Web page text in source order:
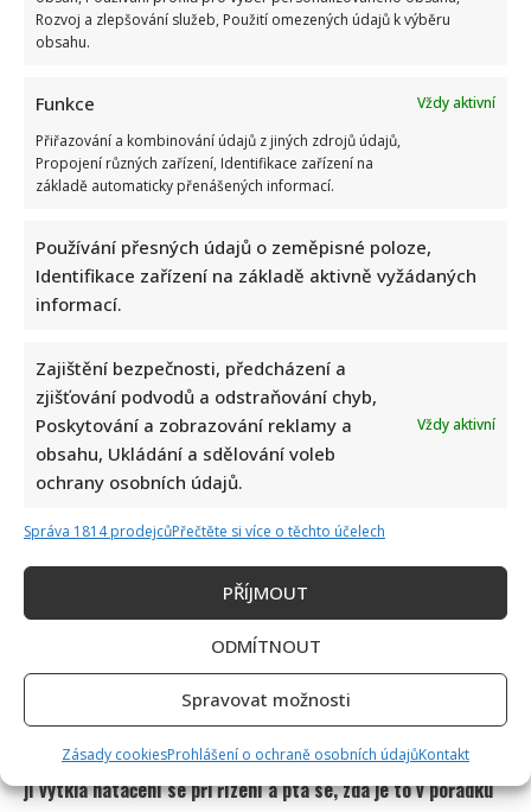
Rozvoj a zlepšování služeb, Použití omezených údajů k výběru
obsahu.
Funkce
Vždy aktivní
Přiřazování a kombinování údajů z jiných zdrojů údajů,
Propojení různých zařízení, Identifikace zařízení na
základě automaticky přenášených informací.
Používání přesných údajů o zeměpisné poloze,
Identifikace zařízení na základě aktivně vyžádaných
informací.
Zajištění bezpečnosti, předcházení a
zjišťování podvodů a odstraňování chyb,
Poskytování a zobrazování reklamy a
obsahu, Ukládání a sdělování voleb
ochrany osobních údajů.
Vždy aktivní
Správa 1814 prodejcůPřečtěte si více o těchto účelech
PŘÍJMOUT
ODMÍTNOUT
Spravovat možnosti
Zásady cookiesProhlášení o ochraně osobních údajůKontakt
Tragický konec Františka Sahuly: Kytaristu Tří sester
mladíci ubili kvůli banálnímu sporu
Stačila jedna fotka z dovolené, aby se na Babiše snesla další
kritika: Lidé spekulují, kde se koupe
Test znalostí staré češtiny: 10 výrazů z počátku 20. století
odhalí, kdo by se tehdy domluvil
Dagmar Pecková pod palbou kritiky: Mračková Vildumetzová
jí vytkla natáčení se při řízení a ptá se, zda je to v pořádku